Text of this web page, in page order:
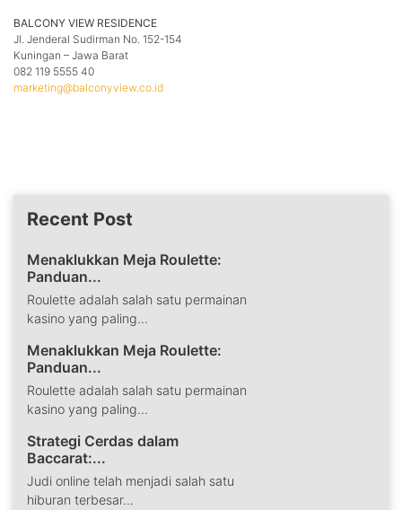
BALCONY VIEW RESIDENCE
Jl. Jenderal Sudirman No. 152-154
Kuningan – Jawa Barat
082 119 5555 40
marketing@balconyview.co.id
Recent Post
Menaklukkan Meja Roulette:
Panduan...
Roulette adalah salah satu permainan
kasino yang paling...
Menaklukkan Meja Roulette:
Panduan...
Roulette adalah salah satu permainan
kasino yang paling...
Strategi Cerdas dalam
Baccarat:...
Judi online telah menjadi salah satu
hiburan terbesar...